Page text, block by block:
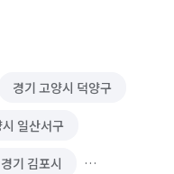
경기 고양시 덕양구
일산서구
경기 김포시